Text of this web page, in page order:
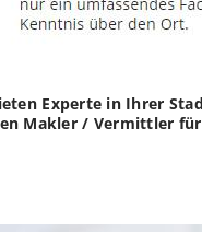
Experte in Ihrer
Makler / Vermittler